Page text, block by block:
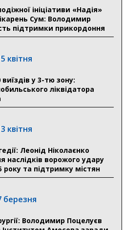
відпочинку дітей із
перша група оздоровилася
на 6,6 млн грн
липня
виплату пенсій: у
пояснили, що робити
20 полеглих Героїв
міста Суми»
ініціативи «Надія»
Сум: Володимир
підтримки прикордоння
квітня
у 3-тю зону:
ліквідатора
квітня
Леонід Ніколаєнко
наслідків ворожого удару
року та підтримку містян
березня
Володимир Поцелуєв